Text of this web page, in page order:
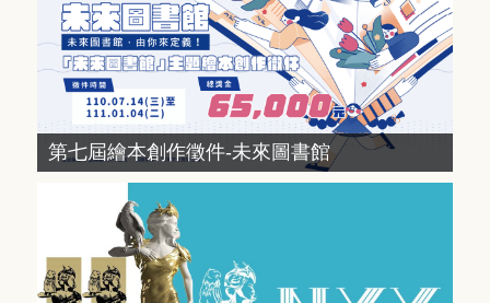
第七屆繪本創作徵件-未來圖書館